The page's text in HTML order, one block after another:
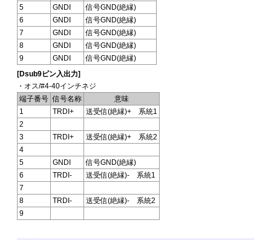
5
GNDI
信号GND(絶縁)
6
GNDI
信号GND(絶縁)
7
GNDI
信号GND(絶縁)
8
GNDI
信号GND(絶縁)
9
GNDI
信号GND(絶縁)
[Dsub9ピン入出力]
・オス/#4-40インチネジ
端子番号 信号名称
意味
1
TRDI+
送受信(絶縁)+ 系統1
2
3
TRDI+
送受信(絶縁)+ 系統2
4
5
GNDI
信号GND(絶縁)
6
TRDI-
送受信(絶縁)- 系統1
7
8
TRDI-
送受信(絶縁)- 系統2
9